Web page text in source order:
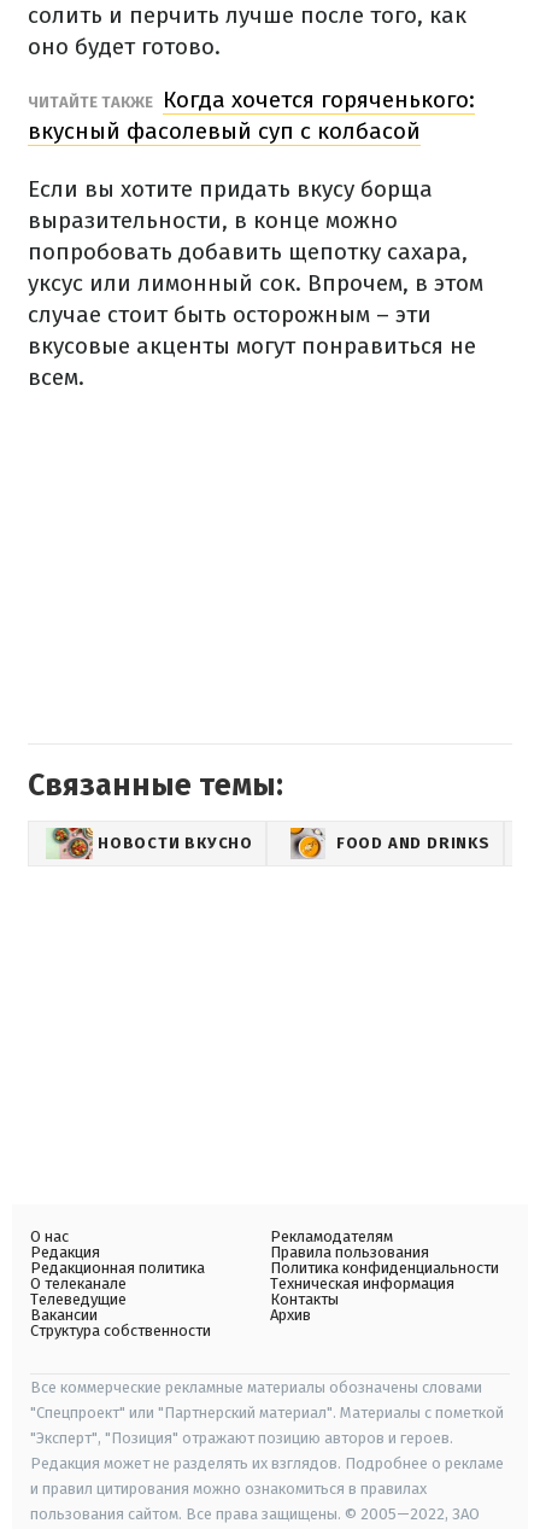
солить и перчить лучше после того, как
оно будет готово.
ЧИТАЙТЕ ТАКЖЕ
Когда хочется горяченького:
вкусный фасолевый суп с колбасой
Если вы хотите придать вкусу борща
выразительности, в конце можно
попробовать добавить щепотку сахара,
уксус или лимонный сок. Впрочем, в этом
случае стоит быть осторожным – эти
вкусовые акценты могут понравиться не
всем.
Связанные темы:
НОВОСТИ ВКУСНО FOOD AND DRINKS
О нас
Редакция
Редакционная политика
О телеканале
Телеведущие
Вакансии
Структура собственности
Рекламодателям
Правила пользования
Политика конфиденциальности
Техническая информация
Контакты
Архив
Все коммерческие рекламные материалы обозначены словами
"Спецпроект" или "Партнерский материал". Материалы с пометкой
"Эксперт", "Позиция" отражают позицию авторов и героев.
Редакция может не разделять их взглядов. Подробнее о рекламе
и правил цитирования можно ознакомиться в правилах
пользования сайтом. Все права защищены. © 2005—2022, ЗАО